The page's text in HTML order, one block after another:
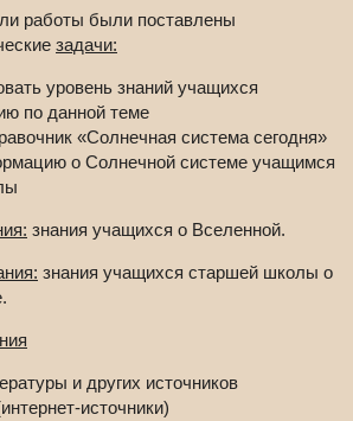
работы были поставлены
задачи:
уровень знаний учащихся
по данной теме
«Солнечная система сегодня»
о Солнечной системе учащимся
знания учащихся о Вселенной.
знания учащихся старшей школы о
и других источников
источники)